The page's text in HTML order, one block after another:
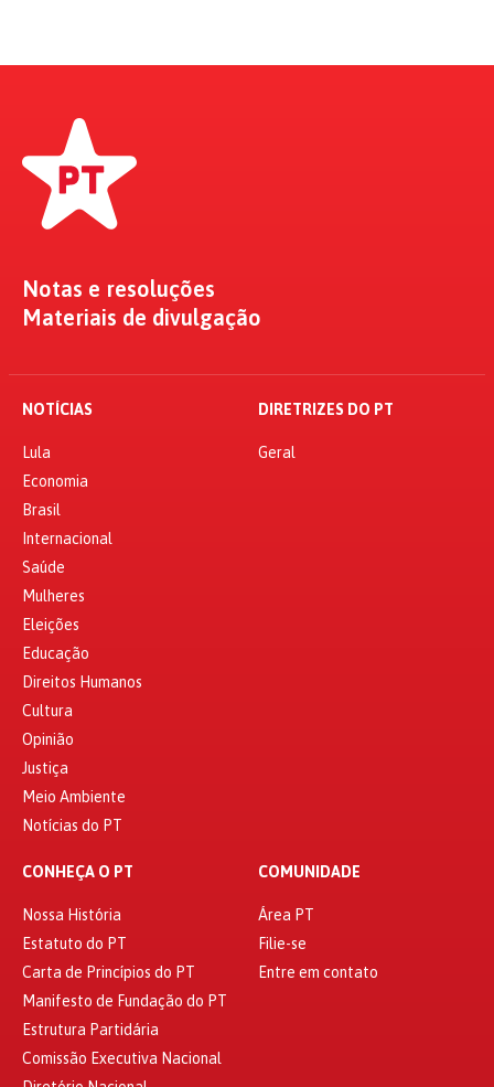
Notas e resoluções
Materiais de divulgação
NOTÍCIAS
Lula
Economia
Brasil
Internacional
Saúde
Mulheres
Eleições
Educação
Direitos Humanos
Cultura
Opinião
Justiça
Meio Ambiente
Notícias do PT
DIRETRIZES DO PT
Geral
CONHEÇA O PT
Nossa História
Estatuto do PT
Carta de Princípios do PT
Manifesto de Fundação do PT
Estrutura Partidária
Comissão Executiva Nacional
COMUNIDADE
Área PT
Filie-se
Entre em contato